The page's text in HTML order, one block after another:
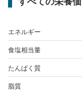
エネルギー
食塩相当量
たんぱく質
脂質